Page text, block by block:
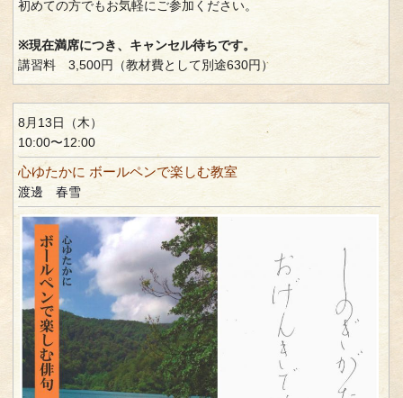
初めての方でもお気軽にご参加ください。
※現在満席につき、キャンセル待ちです。
講習料 3,500円（教材費として別途630円）
8月13日（木）
10:00〜12:00
心ゆたかに ボールペンで楽しむ教室
渡邊 春雪